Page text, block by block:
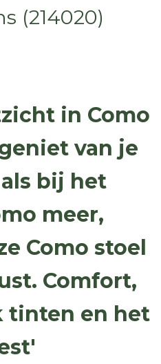
(214020)
in Como
van je
bij het
meer,
Como stoel
Comfort,
tinten en het